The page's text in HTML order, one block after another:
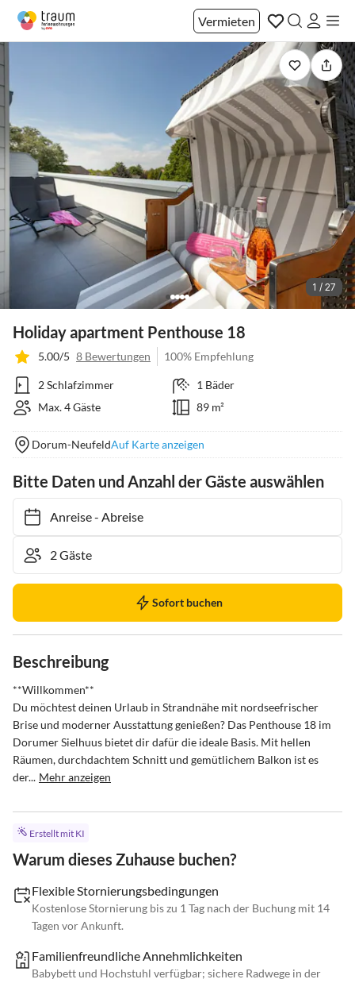
Vermieten
1 / 27
Holiday apartment Penthouse 18
5.00/5 8 Bewertungen 100% Empfehlung
2 Schlafzimmer
1 Bäder
Max. 4 Gäste
89 m²
Dorum-NeufeldAuf Karte anzeigen
Bitte Daten und Anzahl der Gäste auswählen
Anreise- Abreise
Sofort buchen
Beschreibung
**Willkommen**
Du möchtest deinen Urlaub in Strandnähe mit nordseefrischer
Brise und moderner Ausstattung genießen? Das Penthouse 18 im
Dorumer Sielhuus bietet dir dafür die ideale Basis. Mit hellen
Räumen, durchdachtem Schnitt und gemütlichem Balkon ist es
der... Mehr anzeigen
Erstellt mit KI
Warum dieses Zuhause buchen?
Flexible Stornierungsbedingungen
Kostenlose Stornierung bis zu 1 Tag nach der Buchung mit 14
Tagen vor Ankunft.
Familienfreundliche Annehmlichkeiten
Babybett und Hochstuhl verfügbar; sichere Radwege in der